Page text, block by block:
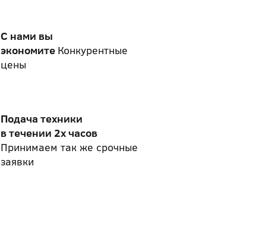
С нами вы
экономите Конкурентные
цены
Подача техники
в течении 2х часов
Принимаем так же срочные
заявки